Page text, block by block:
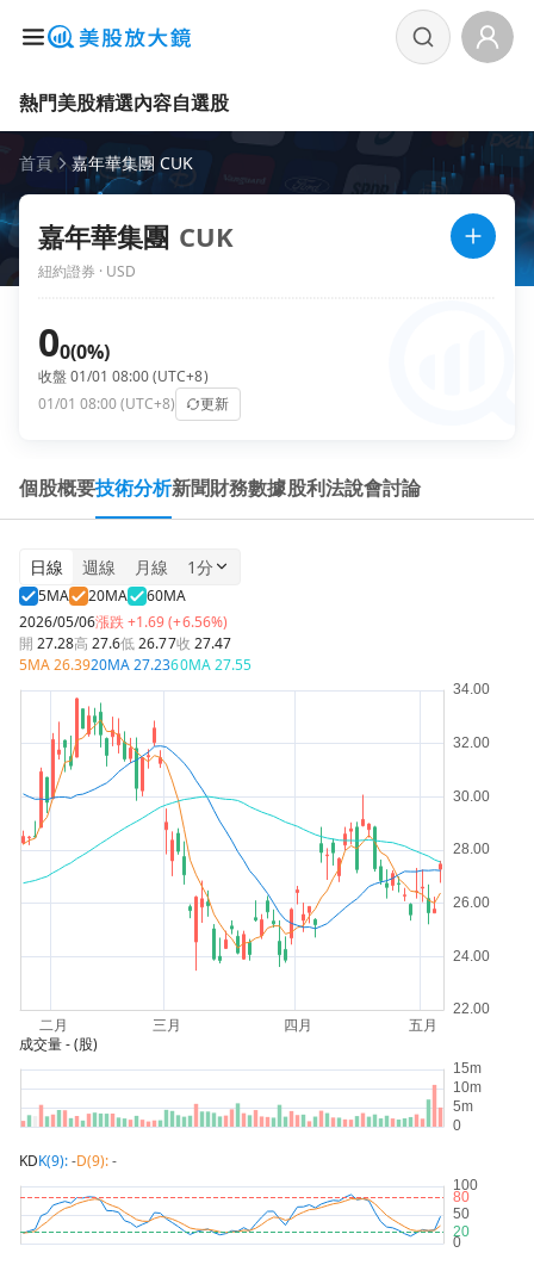
熱門美股精選內容自選股
首頁 嘉年華集團 CUK
嘉年華集團 CUK
紐約證券 · USD
00(0%)
收盤 01/01 08:00 (UTC+8)
01/01 08:00 (UTC+8)
更新
個股概要技術分析新聞財務數據股利法說會討論
日線 週線 月線 1分
5MA 20MA
60MA
2026/05/06漲跌+1.69 (+6.56%)
開27.28高27.6低26.77收 27.47
5MA26.3920MA27.2360MA27.55
成交量- (股)
KDK(9):-D(9):-